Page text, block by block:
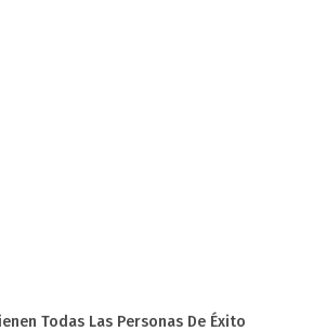
Todas Las Personas De Éxito